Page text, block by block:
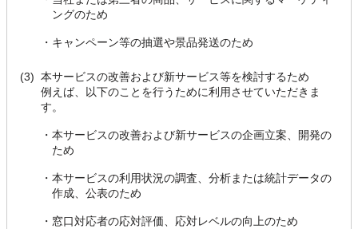
ングのため
・ キャンペーン等の抽選や景品発送のため
(3) 本サービスの改善および新サービス等を検討するため
例えば、以下のことを行うために利用させていただきま
す。
・ 本サービスの改善および新サービスの企画立案、開発の
ため
・ 本サービスの利用状況の調査、分析または統計データの
作成、公表のため
・ 窓口対応者の応対評価、応対レベルの向上のため